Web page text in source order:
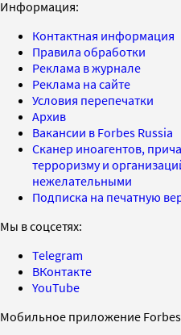
Информация:
Контактная информация
Правила обработки
Реклама в журнале
Реклама на сайте
Условия перепечатки
Архив
Вакансии в Forbes Russia
Сканер иноагентов,
терроризму и
нежелательными
Подписка на печатную
Мы в соцсетях:
Telegram
ВКонтакте
YouTube
Мобильное приложение